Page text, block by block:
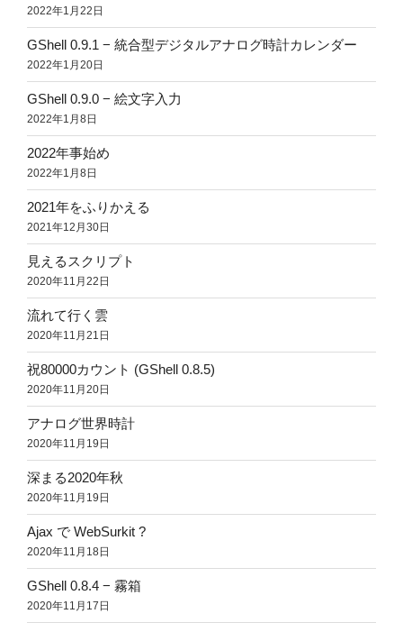
2022年1月22日
GShell 0.9.1 − 統合型デジタルアナログ時計カレンダー
2022年1月20日
GShell 0.9.0 − 絵文字入力
2022年1月8日
2022年事始め
2022年1月8日
2021年をふりかえる
2021年12月30日
見えるスクリプト
2020年11月22日
流れて行く雲
2020年11月21日
祝80000カウント (GShell 0.8.5)
2020年11月20日
アナログ世界時計
2020年11月19日
深まる2020年秋
2020年11月19日
Ajax で WebSurkit ?
2020年11月18日
GShell 0.8.4 − 霧箱
2020年11月17日